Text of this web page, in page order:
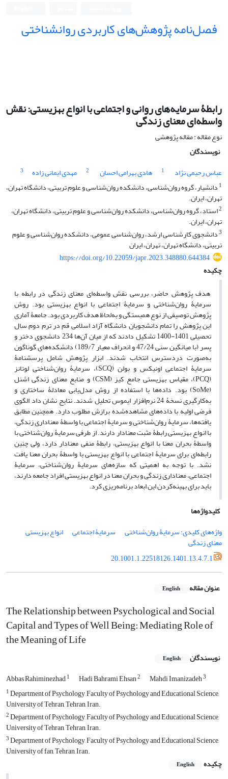
فصل‌نامه پژوهش‌های کاربردی روانشناختی
رابطۀ سرمایه‌های روانی و اجتماعی با انواع بهزیستی: نقش
واسطه‌ای معنای زندگی
نوع مقاله : مقاله پژوهشی
نویسندگان
عباس رحیمی نژاد
1 هادی بهرامی احسان 2 مهدی ایمانی زاده
3
1 دانشیار، گروه روان‌شناسی، دانشکده روان‌شناسی و علوم تربیتی، دانشگاه تهران،
تهران، ایران.
2استاد، گروه روان‌شناسی، دانشکده روان‌شناسی و علوم تربیتی، دانشگاه تهران،
تهران، ایران.
3دانشجوی کارشناسی ارشد، روان‌شناسی عمومی، دانشکده روان‌شناسی و علوم
تربیتی، دانشگاه تهران، تهران، ایران
https://doi.org/10.22059/japr.2023.348880.644384
چکیده
هدف پژوهش حاضر، بررسی نقش واسطه‌ای معنای زندگی در رابطه با
سرمایۀ روان‌شناختی و سرمایۀ اجتماعی با انواع بهزیستی بود. روش
پژوهش توصیفی از نوع همبستگی و به‌لحاظ هدف کاربردی بود. جامعۀ آماری
این پژوهش را تمام دانشجویان دانشگاه آزاد اسلامی قم در ترم دوم سال
تحصیلی 1401-1400 تشکیل دادند که از میان آن‌ها 234 دانشجوی دختر و
پسر (با میانگین سنی 47/24 و انحراف معیار 189/7) دانشکده‌های گوناگون
به‌صورت دردسترس انتخاب شدند. ابزار پژوهش شامل پرسشنامۀ
سرمایۀ اجتماعی اونیکس و بولن (SCQ)، سرمایۀ روان‌شناختی لوتانز
(PCQ)، مقیاس بهزیستی جامع کیز (CSM) و منابع معنای زندگی اشنل
(SoMe) بود. داده‌ها با استفاده از روش مدل‌یابی معادلۀ ساختاری و
به‌کارگیری نسخۀ 24 نرم‌افزار ایموس تحلیل شدند. نتایج نشان داد الگوی
فرضی اولیه با داده‌های مشاهده‌شده برازش مطلوب دارد. همچنین مطابق
یافته‌ها، سرمایۀ روان‌شناختی و سرمایۀ اجتماعی با واسطۀ معناداری زندگی،
با انواع بهزیستی رابطۀ مثبت معنادار دارند. از طرفی سرمایۀ روان‌شناختی با
واسطۀ بحران معنا با انواع بهزیستی، رابطۀ منفی معنادار دارد، ولی چنین
رابطه‌ای برای سرمایۀ اجتماعی با انواع بهزیستی با واسطۀ بحران معنا یافت
نشد. با توجه به اهمیتی که سازه‌های سرمایۀ روان‌شناختی، سرمایۀ
اجتماعی، معناداری زندگی و بحران معنا در انواع بهزیستی افراد جامعه دارند،
باید برای بهینه‌کردن این ابعاد برنامه‌ریزی کرد.
کلیدواژه‌ها
واژه‌های کلیدی: سرمایۀ روان‌شناختی
سرمایۀ اجتماعی انواع بهزیستی
معنای زندگی
20.1001.1.22518126.1401.13.4.7.1
عنوان مقاله English
The Relationship between Psychological and Social
Capital and Types of Well Being: Mediating Role of
the Meaning of Life
نویسندگان English
Abbas Rahiminezhad1 Hadi Bahrami Ehsan2 Mahdi Imanizadeh3
1Department of Psychology, Faculty of Psychology and Educational Science,
University of Tehran, Tehran, Iran.
2Department of Psychology, Faculty of Psychology and Educational Science,
University of Tehran, Tehran, Iran.
3Department of Psychology, Faculty of Psychology and Educational Science,
University of fan, Tehran, Iran.
چکیده
English